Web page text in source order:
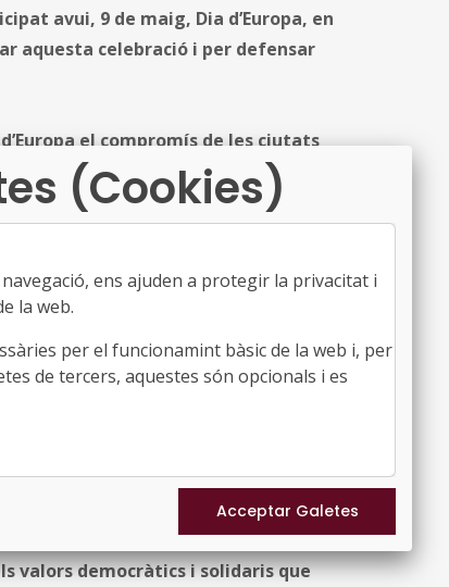
avui, 9 de maig, Dia d’Europa, en
aquesta celebració i per defensar
el compromís de les ciutats
és, i continuarà sent, una peça
i al servei de les persones
en la seva participació, ha recordat
europea. A través dels
a la ciutadania i és en el territori
respostes reals als grans reptes
a la transició ecològica, el
que han forjat la Unió Europea; i,
l’Associació Catalana de Municipis
que posa en valor el compromís
al manifest recordem que ”els
valors democràtics i solidaris que
(Cookies)
ens ajuden a protegir la privacitat i
la web.
per el funcionamint bàsic de la web i, per
de tercers, aquestes són opcionals i es